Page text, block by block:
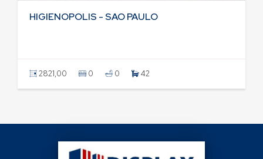
HIGIENOPOLIS - SAO PAULO
2821,00 0 0 42